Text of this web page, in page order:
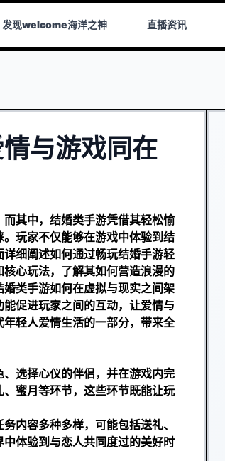
发现welcome海洋之神 直播资讯
与游戏同在
其中，结婚类手游凭借其轻松愉
玩家不仅能够在游戏中体验到结
细阐述如何通过畅玩结婚手游轻
心玩法，了解其如何营造浪漫的
类手游如何在虚拟与现实之间架
促进玩家之间的互动，让爱情与
轻人爱情生活的一部分，带来全
选择心仪的伴侣，并在游戏内完
蜜月等环节，这些环节既能让玩
内容多种多样，可能包括送礼、
体验到与恋人共同度过的美好时